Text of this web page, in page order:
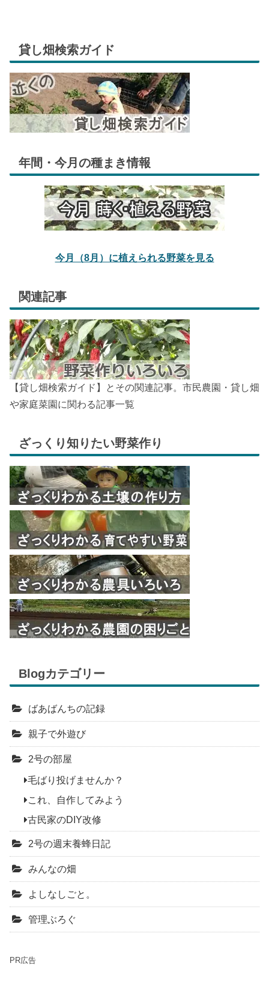
貸し畑検索ガイド
年間・今月の種まき情報
今月（8月）に植えられる野菜を見る
関連記事
【貸し畑検索ガイド】とその関連記事。市民農園・貸し畑
や家庭菜園に関わる記事一覧
ざっくり知りたい野菜作り
Blogカテゴリー
ばあばんちの記録
親子で外遊び
2号の部屋
毛ばり投げませんか？
これ、自作してみよう
古民家のDIY改修
2号の週末養蜂日記
みんなの畑
よしなしごと。
管理ぶろぐ
PR広告